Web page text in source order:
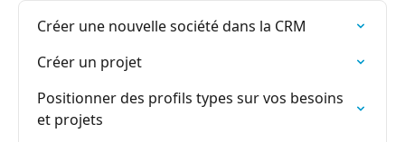
Créer une nouvelle société dans la CRM
Créer un projet
Positionner des profils types sur vos besoins
et projets